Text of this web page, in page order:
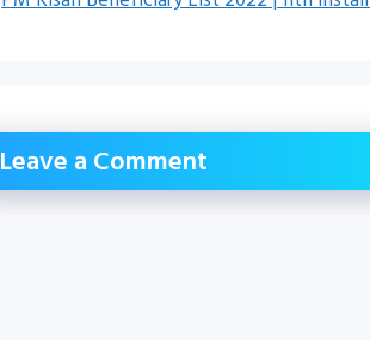
Leave a Comment